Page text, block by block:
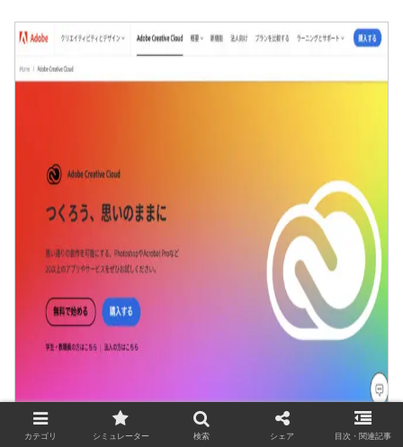
出典元：
カテゴリ シミュレーター 検索 シェア 目次・関連記事